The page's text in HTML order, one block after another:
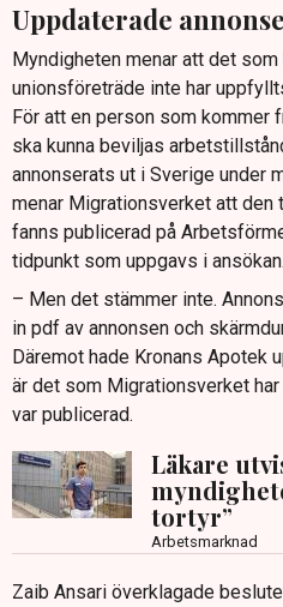
Uppdaterade
Myndigheten menar att det
unionsföreträde inte har
För att en person som kommer
ska kunna beviljas
annonserats ut i Sverige under
menar Migrationsverket att den
fanns publicerad på
tidpunkt som uppgavs i ansökan.
– Men det stämmer inte.
in pdf av annonsen och
Däremot hade Kronans Apotek
är det som Migrationsverket
var publicerad.
Läkare
tortyr”
Arbetsmarknad
Zaib Ansari överklagade